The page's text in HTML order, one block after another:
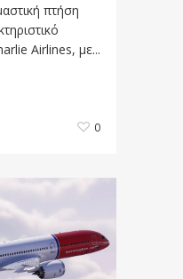
πτήση
Airlines, με...
0